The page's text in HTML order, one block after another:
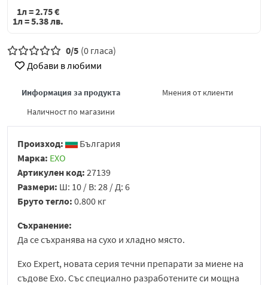
1л =2.75€
1л =5.38лв.
0/5 (0 гласа)
Добави в любими
Информация за продукта
Мнения от клиенти
Наличност по магазини
Произход:
България
Марка: ЕХО
Артикулен код: 27139
Размери: Ш: 10 / В: 28 / Д: 6
Бруто тегло: 0.800 кг
Съхранение:
Да се съхранява на сухо и хладно място.
Exo Expert, новата серия течни препарати за миене на
съдове Ехо. Със специално разработените си мощна